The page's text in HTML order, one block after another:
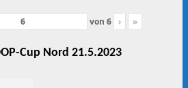
von 6 › »
Cup Nord 21.5.2023